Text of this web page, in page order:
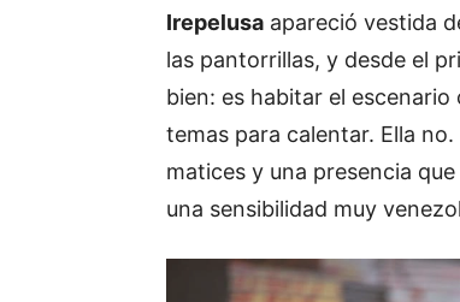
Irepelusa apareció vestida
las pantorrillas, y desde el
bien: es habitar el
temas para calentar. Ella
matices y una presencia
una sensibilidad muy